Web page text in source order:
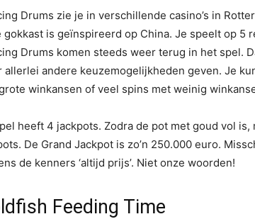
Drums zie je in verschillende casino’s in
gokkast is geïnspireerd op China. Je speelt op 5
Drums komen steeds weer terug in het spel.
allerlei andere keuzemogelijkheden geven. Je
winkansen of veel spins met weinig
heeft 4 jackpots. Zodra de pot met goud vol is,
De Grand Jackpot is zo’n 250.000 euro.
de kenners ‘altijd prijs’. Niet onze woorden!
Feeding Time